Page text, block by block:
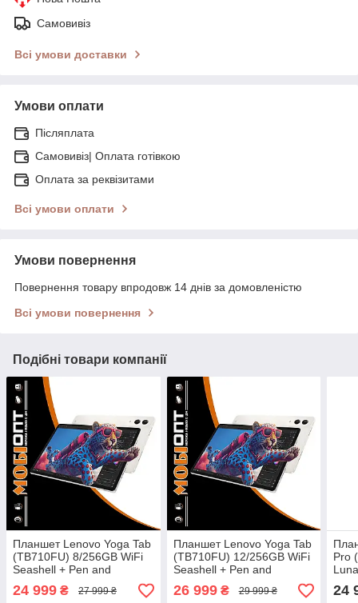
Самовивіз
Всі умови доставки
Умови оплати
Післяплата
Самовивіз| Оплата готівкою
Оплата за реквізитами
Всі умови оплати
Умови повернення
Повернення товару впродовж 14 днів за домовленістю
Всі умови повернення
Подібні товари компанії
Планшет Lenovo Yoga Tab
(TB710FU) 8/256GB WiFi
Seashell + Pen and
Keyboard (ZAG60147UA)
UA UCRF
24 999 ₴ 27 999 ₴
Планшет Lenovo Yoga Tab
(TB710FU) 12/256GB WiFi
Seashell + Pen and
Keyboard (ZAG60180UA)
UA UCRF
26 999₴ 29 999 ₴
Pro
UA
24